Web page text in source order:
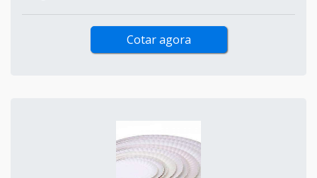
Cotar agora